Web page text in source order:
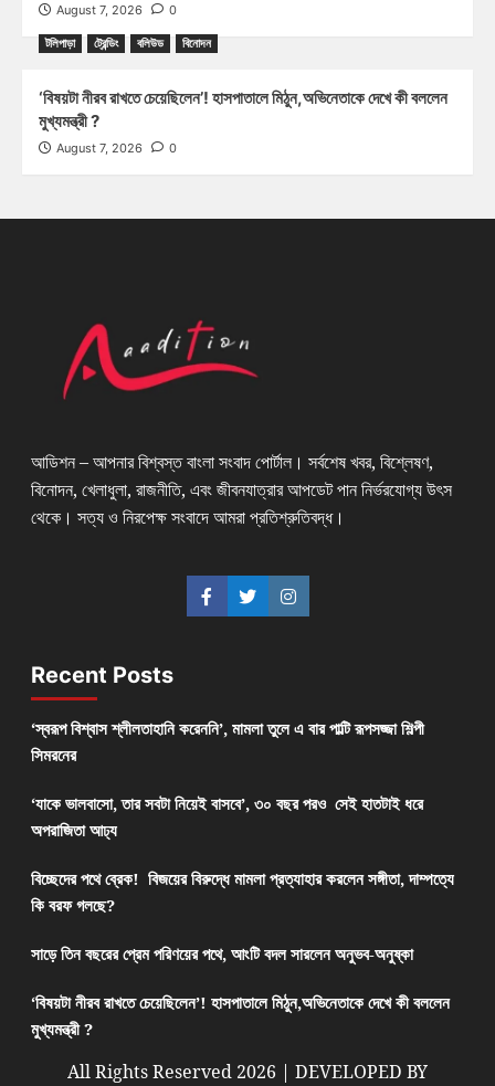
August 7, 2026 0
টলিপাড়া ট্রেন্ডিং বলিউড বিনোদন
‘বিষয়টা নীরব রাখতে চেয়েছিলেন’! হাসপাতালে মিঠুন,অভিনেতাকে দেখে কী বললেন
মুখ্যমন্ত্রী ?
August 7, 2026 0
আডিশন – আপনার বিশ্বস্ত বাংলা সংবাদ পোর্টাল। সর্বশেষ খবর, বিশ্লেষণ,
বিনোদন, খেলাধুলা, রাজনীতি, এবং জীবনযাত্রার আপডেট পান নির্ভরযোগ্য উৎস
থেকে। সত্য ও নিরপেক্ষ সংবাদে আমরা প্রতিশ্রুতিবদ্ধ।
Recent Posts
‘স্বরূপ বিশ্বাস শ্লীলতাহানি করেননি’, মামলা তুলে এ বার পাল্টি রূপসজ্জা শিল্পী
সিমরনের
‘যাকে ভালবাসো, তার সবটা নিয়েই বাসবে’, ৩০ বছর পরও সেই হাতটাই ধরে
অপরাজিতা আঢ্য
বিচ্ছেদের পথে ব্রেক! বিজয়ের বিরুদ্ধে মামলা প্রত্যাহার করলেন সঙ্গীতা, দাম্পত্যে
কি বরফ গলছে?
সাড়ে তিন বছরের প্রেম পরিণয়ের পথে, আংটি বদল সারলেন অনুভব-অনুষ্কা
‘বিষয়টা নীরব রাখতে চেয়েছিলেন’! হাসপাতালে মিঠুন,অভিনেতাকে দেখে কী বললেন
মুখ্যমন্ত্রী ?
All Rights Reserved 2026 | DEVELOPED BY